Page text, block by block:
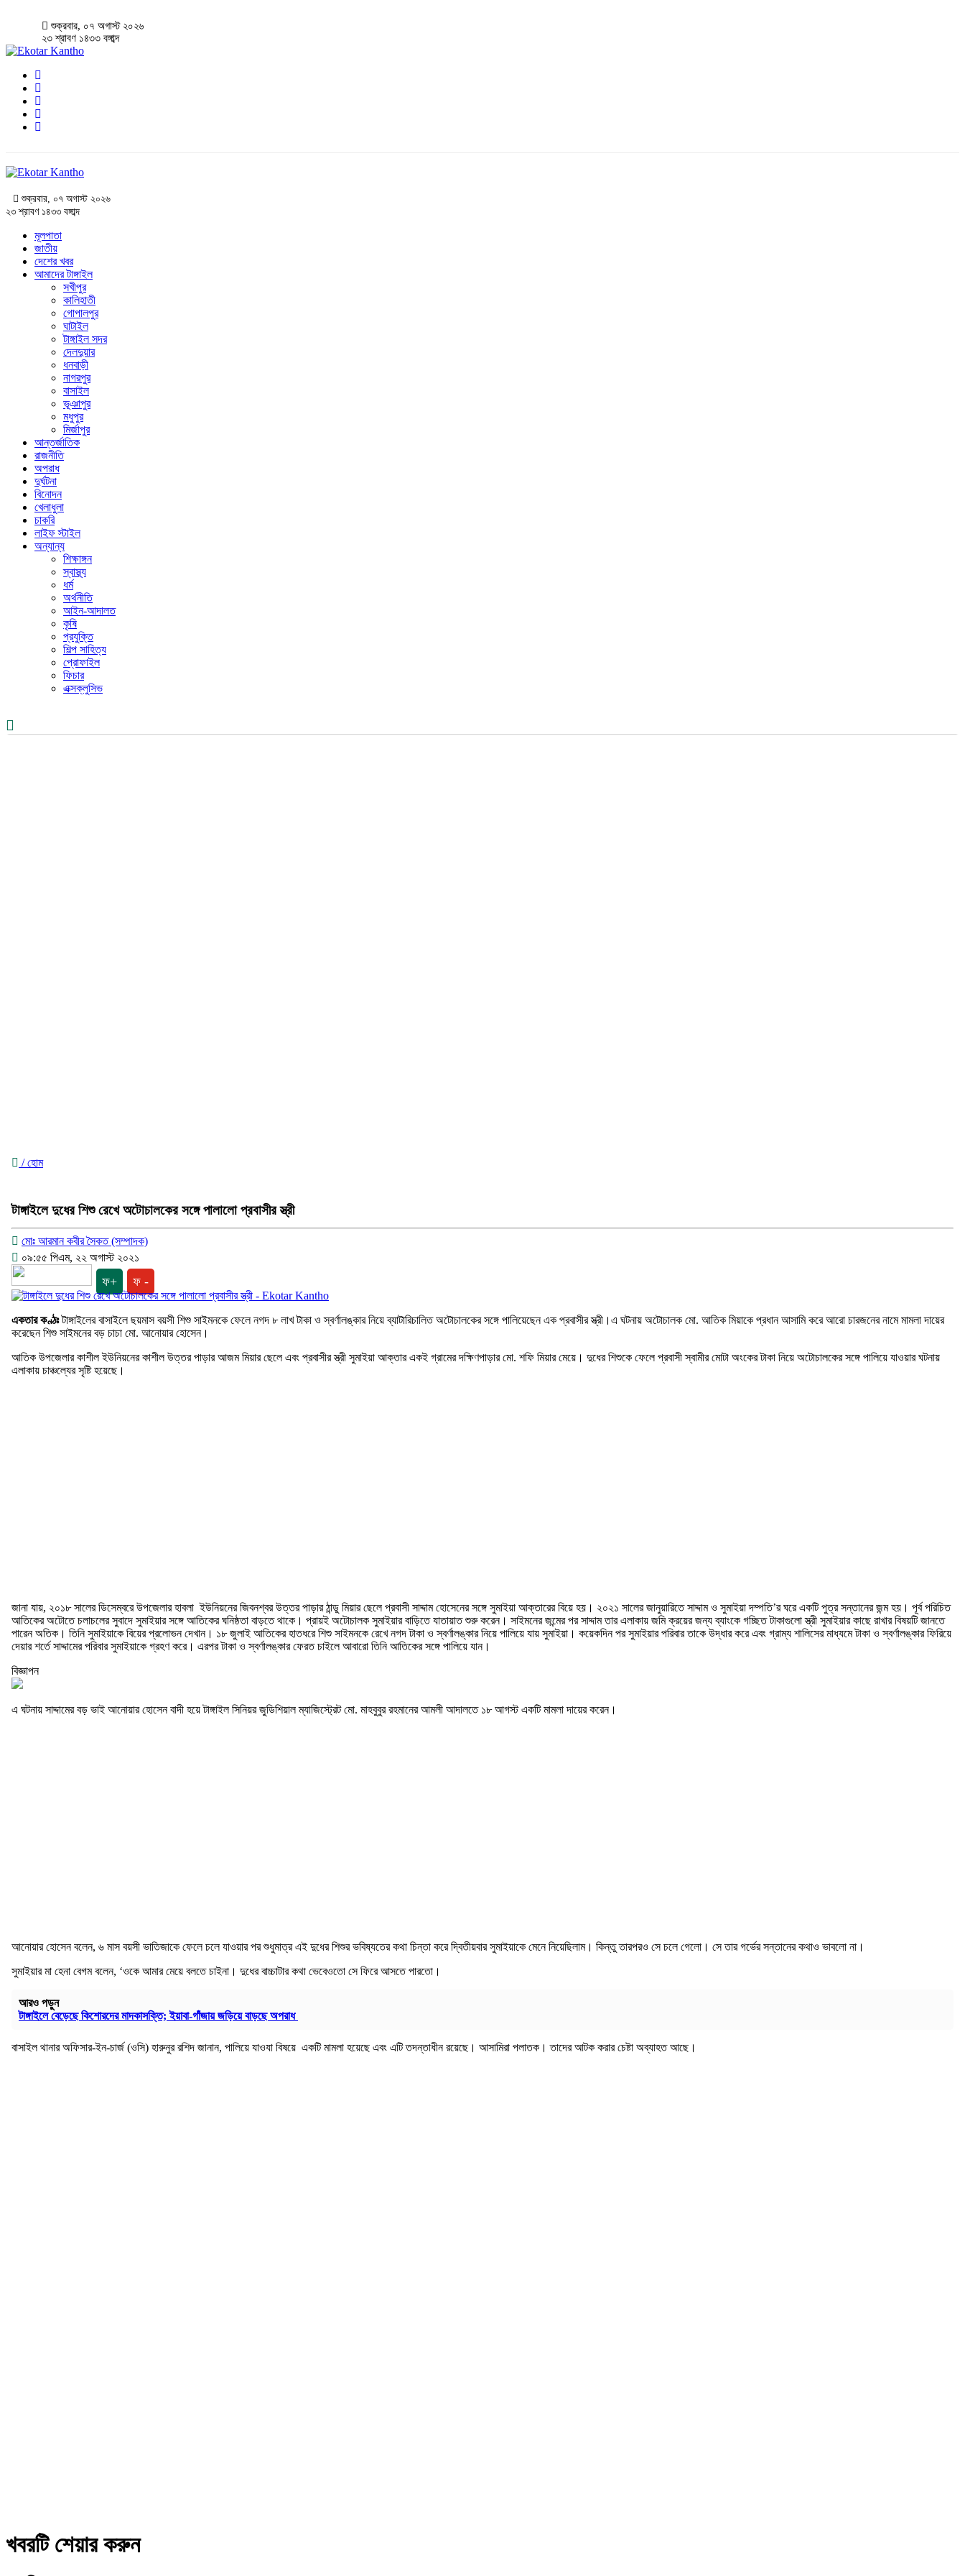
শুক্রবার, ০৭ অগাস্ট ২০২৬
২৩ শ্রাবণ ১৪৩৩ বঙ্গাব্দ
শুক্রবার, ০৭ অগাস্ট ২০২৬
২৩ শ্রাবণ ১৪৩৩ বঙ্গাব্দ
মূলপাতা
জাতীয়
দেশের খবর
আমাদের টাঙ্গাইল
সখীপুর
কালিহাতী
গোপালপুর
ঘাটাইল
টাঙ্গাইল সদর
দেলদুয়ার
ধনবাড়ী
নাগরপুর
বাসাইল
ভূঞাপুর
মধুপুর
মির্জাপুর
আন্তর্জাতিক
রাজনীতি
অপরাধ
দুর্ঘটনা
বিনোদন
খেলাধুলা
চাকরি
লাইফ স্টাইল
অন্যান্য
শিক্ষাঙ্গন
স্বাস্থ্য
ধর্ম
অর্থনীতি
আইন-আদালত
কৃষি
প্রযুক্তি
শিল্প সাহিত্য
প্রোফাইল
ফিচার
এক্সক্লুসিভ
/ হোম
টাঙ্গাইলে দুধের শিশু রেখে অটোচালকের সঙ্গে পালালো প্রবাসীর স্ত্রী
মোঃ আরমান কবীর সৈকত (সম্পাদক)
০৯:৫৫ পিএম, ২২ অগাস্ট ২০২১
ফ+ ফ -
একতার কণ্ঠঃটাঙ্গাইলের বাসাইলে ছয়মাস বয়সী শিশু সাইমনকে ফেলে নগদ ৮ লাখ টাকা ও স্বর্ণালঙ্কার নিয়ে ব্যাটারিচালিত অটোচালকের সঙ্গে পালিয়েছেন এক প্রবাসীর স্ত্রী।এ ঘটনায় অটোচালক মো. আতিক মিয়াকে প্রধান আসামি করে আরো চারজনের নামে মামলা দায়ের
করেছেন শিশু সাইমনের বড় চাচা মো. আনোয়ার হোসেন।
আতিক উপজেলার কাশীল ইউনিয়নের কাশীল উত্তর পাড়ার আজম মিয়ার ছেলে এবং প্রবাসীর স্ত্রী সুমাইয়া আক্তার একই গ্রামের দক্ষিণপাড়ার মো. শফি মিয়ার মেয়ে। দুধের শিশুকে ফেলে প্রবাসী স্বামীর মোটা অংকের টাকা নিয়ে অটোচালকের সঙ্গে পালিয়ে যাওয়ার ঘটনায়
এলাকায় চাঞ্চল্যের সৃষ্টি হয়েছে।
জানা যায়, ২০১৮ সালের ডিসেম্বরে উপজেলার হাবলা ইউনিয়নের জিবনশ্বর উত্তর পাড়ার ঠান্ডু মিয়ার ছেলে প্রবাসী সাদ্দাম হোসেনের সঙ্গে সুমাইয়া আক্তারের বিয়ে হয়। ২০২১ সালের জানুয়ারিতে সাদ্দাম ও সুমাইয়া দম্পতি’র ঘরে একটি পুত্র সন্তানের জন্ম হয়। পূর্ব পরিচিত
আতিকের অটোতে চলাচলের সুবাদে সুমাইয়ার সঙ্গে আতিকের ঘনিষ্ঠতা বাড়তে থাকে। প্রায়ই অটোচালক সুমাইয়ার বাড়িতে যাতায়াত শুরু করেন। সাইমনের জন্মের পর সাদ্দাম তার এলাকায় জমি ক্রয়ের জন্য ব্যাংকে গচ্ছিত টাকাগুলো স্ত্রী সুমাইয়ার কাছে রাখার বিষয়টি জানতে
পারেন অতিক। তিনি সুমাইয়াকে বিয়ের প্রলোভন দেখান। ১৮ জুলাই আতিকের হাতধরে শিশু সাইমনকে রেখে নগদ টাকা ও স্বর্ণালঙ্কার নিয়ে পালিয়ে যায় সুমাইয়া। কয়েকদিন পর সুমাইয়ার পরিবার তাকে উদ্ধার করে এবং গ্রাম্য শালিসের মাধ্যমে টাকা ও স্বর্ণালঙ্কার ফিরিয়ে
দেয়ার শর্তে সাদ্দামের পরিবার সুমাইয়াকে গ্রহণ করে। এরপর টাকা ও স্বর্ণালঙ্কার ফেরত চাইলে আবারো তিনি আতিকের সঙ্গে পালিয়ে যান।
বিজ্ঞাপন
এ ঘটনায় সাদ্দামের বড় ভাই আনোয়ার হোসেন বাদী হয়ে টাঙ্গাইল সিনিয়র জুডিশিয়াল ম্যাজিস্ট্রেট মো. মাহবুবুর রহমানের আমলী আদালতে ১৮ আগস্ট একটি মামলা দায়ের করেন।
আনোয়ার হোসেন বলেন, ৬ মাস বয়সী ভাতিজাকে ফেলে চলে যাওয়ার পর শুধুমাত্র এই দুধের শিশুর ভবিষ্যতের কথা চিন্তা করে দ্বিতীয়বার সুমাইয়াকে মেনে নিয়েছিলাম। কিন্তু তারপরও সে চলে গেলো। সে তার গর্ভের সন্তানের কথাও ভাবলো না।
সুমাইয়ার মা হেনা বেগম বলেন, ‘ওকে আমার মেয়ে বলতে চাইনা। দুধের বাচ্চাটার কথা ভেবেওতো সে ফিরে আসতে পারতো।
আরও পড়ুন
টাঙ্গাইলে বেড়েছে কিশোরদের মাদকাসক্তি; ইয়াবা-গাঁজায় জড়িয়ে বাড়ছে অপরাধ
বাসাইল থানার অফিসার-ইন-চার্জ (ওসি) হারুনুর রশিদ জানান, পালিয়ে যাওযা বিষয়ে একটি মামলা হয়েছে এবং এটি তদন্তাধীন রয়েছে। আসামিরা পলাতক। তাদের আটক করার চেষ্টা অব্যাহত আছে।
খবরটি শেয়ার করুন